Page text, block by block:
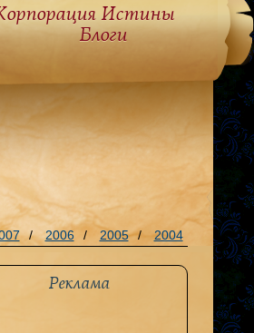
Истины
Блоги
/ 2006 / 2005 / 2004
Реклама